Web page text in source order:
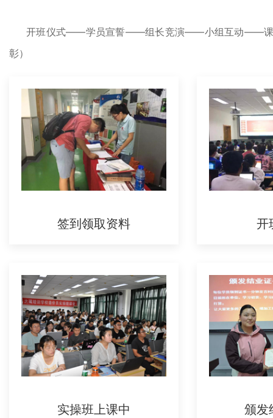
开班仪式——学员宣誓——组长竞演——小组互动——课程
彰）
签到领取资料 开
实操班上课中 颁发